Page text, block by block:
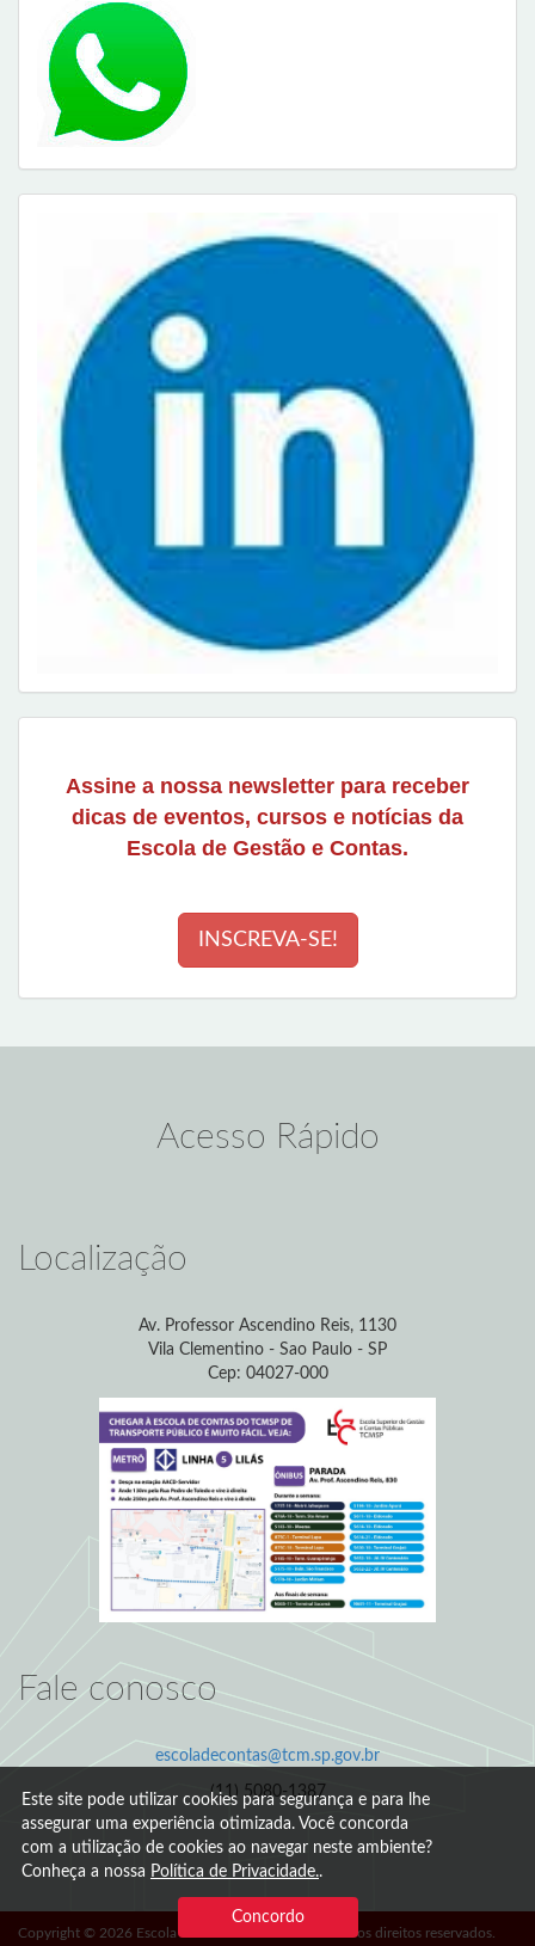
Assine a nossa newsletter para receber
dicas de eventos, cursos e notícias da
Escola de Gestão e Contas.
INSCREVA-SE!
Acesso Rápido
Localização
Av. Professor Ascendino Reis, 1130
Vila Clementino - Sao Paulo - SP
Cep: 04027-000
Fale conosco
escoladecontas@tcm.sp.gov.br
(11) 5080-1387
Copyright © 2026 Escola de Contas - TCM/SP. Todos os direitos reservados.
Este site pode utilizar cookies para segurança e para lhe
assegurar uma experiência otimizada. Você concorda
com a utilização de cookies ao navegar neste ambiente?
Conheça a nossa Política de Privacidade..
Concordo